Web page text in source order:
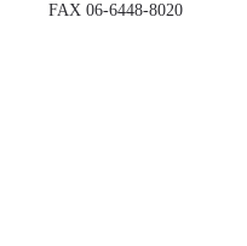
FAX 06-6448-8020